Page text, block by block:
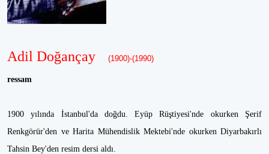
Adil Doğançay (1900)-(1990)
ressam
1900 yılında İstanbul'da doğdu. Eyüp Rüştiyesi'nde okurken Şerif
Renkgörür'den ve Harita Mühendislik Mektebi'nde okurken Diyarbakırlı
Tahsin Bey'den resim dersi aldı.